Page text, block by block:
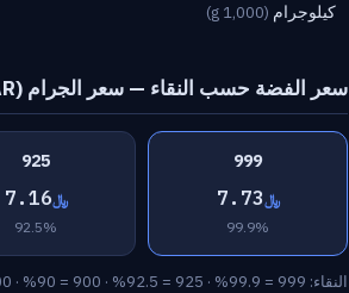
كيلوجرام (1,000 g)
سعر الفضة حسب النقاء — سعر الجرام (SAR)
999
﷼7.73
99.9%
925
﷼7.16
92.5%
النقاء: 999 = 99.9% · 925 = 92.5% · 900 = 90% · 800 = 80%